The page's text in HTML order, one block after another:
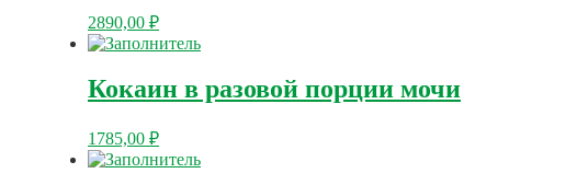
2890,00 ₽
Кокаин в разовой порции мочи
1785,00 ₽